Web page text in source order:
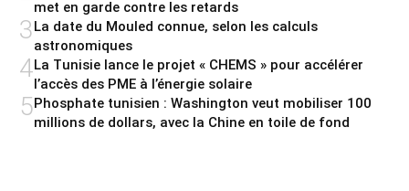
met en garde contre les retards
3La date du Mouled connue, selon les calculs
astronomiques
4La Tunisie lance le projet « CHEMS » pour accélérer
l’accès des PME à l’énergie solaire
5Phosphate tunisien : Washington veut mobiliser 100
millions de dollars, avec la Chine en toile de fond